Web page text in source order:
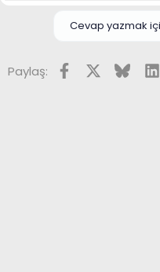
Cevap yazmak
Paylaş: FacebookX (Twitter)